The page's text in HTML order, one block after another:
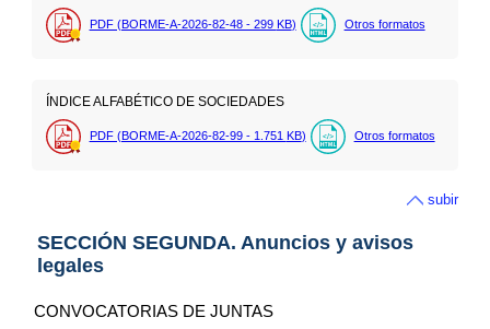
PDF (BORME-A-2026-82-48 - 299 KB) Otros formatos
ÍNDICE ALFABÉTICO DE SOCIEDADES
PDF (BORME-A-2026-82-99 - 1.751 KB) Otros formatos
subir
SECCIÓN SEGUNDA. Anuncios y avisos
legales
CONVOCATORIAS DE JUNTAS